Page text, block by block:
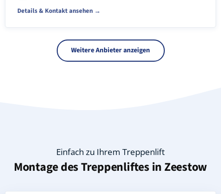
Details & Kontakt ansehen →
Weitere Anbieter anzeigen
Einfach zu Ihrem Treppenlift
Montage des Treppenliftes inZeestow